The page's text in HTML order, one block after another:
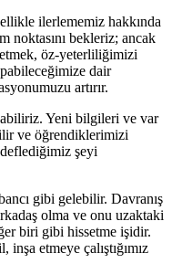
ilerlememiz hakkında
noktasını bekleriz; ancak
öz-yeterliliğimizi
dair
artırır.
Yeni bilgileri ve var
ve öğrendiklerimizi
şeyi
gibi gelebilir. Davranış
olma ve onu uzaktaki
biri gibi hissetme işidir.
inşa etmeye çalıştığımız